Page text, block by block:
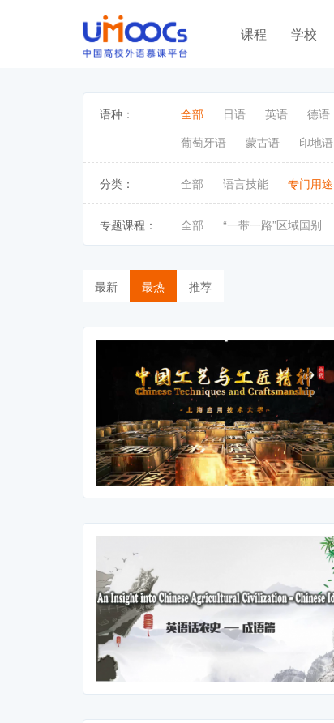
课程 学校
语种： 全部 日语 英语 德语
葡萄牙语
蒙古语 印地语
分类： 全部 语言技能 专门用途
专题课程： 全部 “一带一路”区域国别
最新 最热 推荐